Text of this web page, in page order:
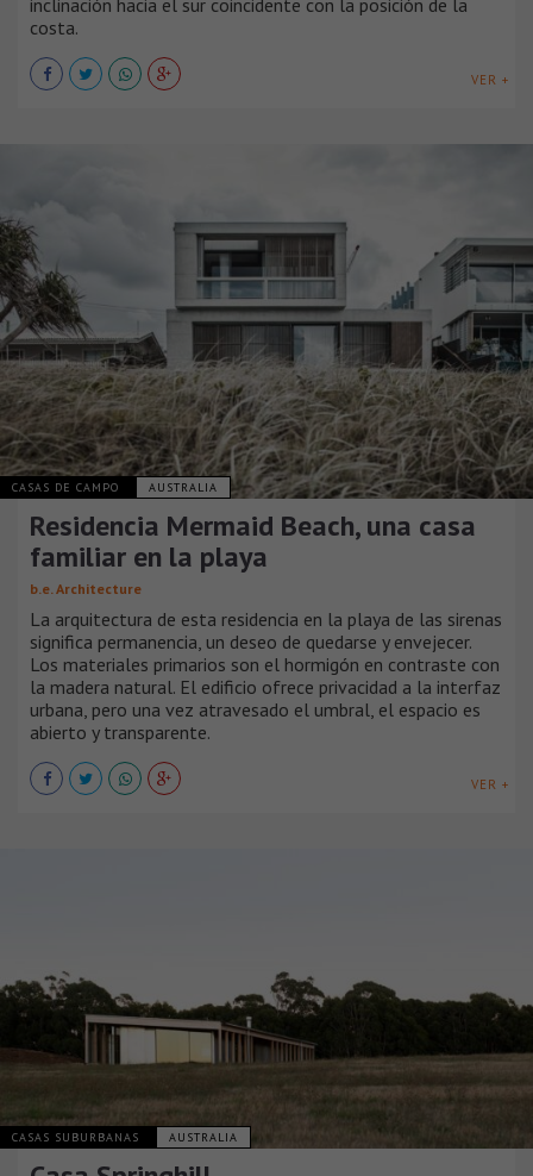
costa.
VER +
CASAS DE CAMPO AUSTRALIA
Residencia Mermaid Beach, una casa
familiar en la playa
b.e. Architecture
La arquitectura de esta residencia en la playa de las sirenas
significa permanencia, un deseo de quedarse y envejecer.
Los materiales primarios son el hormigón en contraste con
la madera natural. El edificio ofrece privacidad a la interfaz
urbana, pero una vez atravesado el umbral, el espacio es
abierto y transparente.
VER +
CASAS SUBURBANAS AUSTRALIA